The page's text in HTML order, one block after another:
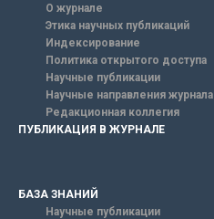
О журнале
Этика научных публикаций
Индексирование
Политика открытого доступа
Научные публикации
Научные направления журнала
Редакционная коллегия
ПУБЛИКАЦИЯ В ЖУРНАЛЕ
БАЗА ЗНАНИЙ
Научные публикации